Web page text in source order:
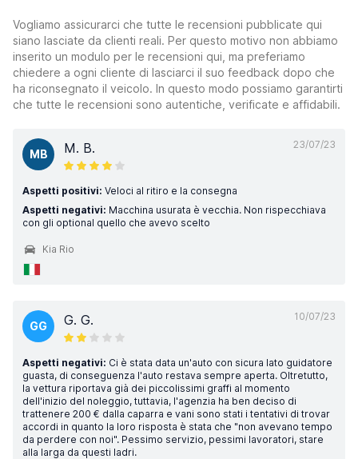
Vogliamo assicurarci che tutte le recensioni pubblicate qui
siano lasciate da clienti reali. Per questo motivo non abbiamo
inserito un modulo per le recensioni qui, ma preferiamo
chiedere a ogni cliente di lasciarci il suo feedback dopo che
ha riconsegnato il veicolo. In questo modo possiamo garantirti
che tutte le recensioni sono autentiche, verificate e affidabili.
23/07/23
MB M. B.
Aspetti positivi: Veloci al ritiro e la consegna
Aspetti negativi: Macchina usurata è vecchia. Non rispecchiava
con gli optional quello che avevo scelto
Kia Rio
10/07/23
GG G. G.
Aspetti negativi: Ci è stata data un'auto con sicura lato guidatore
guasta, di conseguenza l'auto restava sempre aperta. Oltretutto,
la vettura riportava già dei piccolissimi graffi al momento
dell'inizio del noleggio, tuttavia, l'agenzia ha ben deciso di
trattenere 200 € dalla caparra e vani sono stati i tentativi di trovar
accordi in quanto la loro risposta è stata che "non avevano tempo
da perdere con noi". Pessimo servizio, pessimi lavoratori, stare
alla larga da questi ladri.